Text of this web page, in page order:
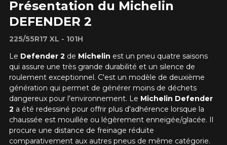
Présentation du Michelin
DEFENDER 2
225/55R17 XL - 101H
Le Defender 2 de Michelin est un pneu quatre saisons
qui assure une très grande durabilité et un silence de
roulement exceptionnel. C'est un modèle de deuxième
génération qui permet de générer moins de déchets
dangereux pour l'environnement. Le Michelin Defender
2 a été redessiné pour offrir plus d'adhérence lorsque la
chaussée est mouillée ou légèrement enneigée/glacée. Il
procure une distance de freinage réduite
comparativement aux autres pneus de même catégorie.